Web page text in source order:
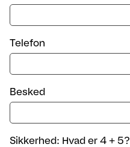
Telefon
Besked
Sikkerhed: Hvad er 4 + 5?